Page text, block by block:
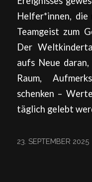
Helfer*innen, die
Teamgeist zum
Der
aufs Neue
Raum,
schenken –
täglich gelebt
23. SEPTEMBER 2025